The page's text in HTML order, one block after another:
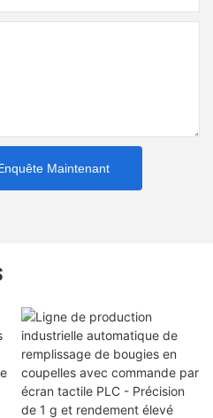
Maintenant